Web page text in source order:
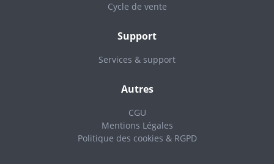
Cycle de vente
Support
Services & support
Autres
CGU
Mentions Légales
Politique des cookies & RGPD